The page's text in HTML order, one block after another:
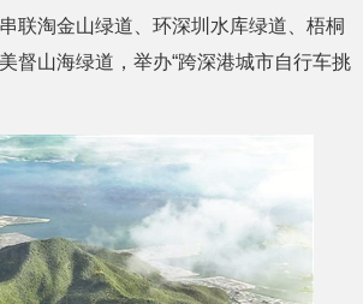
联淘金山绿道、环深圳水库绿道、梧桐
督山海绿道，举办“跨深港城市自行车挑